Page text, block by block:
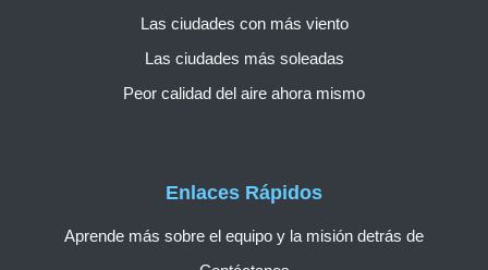
Enlaces Rápidos
Aprende más sobre el equipo y la misión detrás de
Las ciudades con más viento
Las ciudades más soleadas
Peor calidad del aire ahora mismo